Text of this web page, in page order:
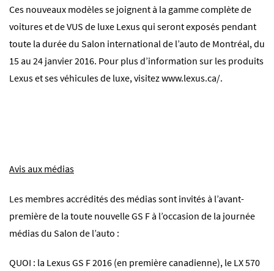
Ces nouveaux modèles se joignent à la gamme complète de
voitures et de VUS de luxe Lexus qui seront exposés pendant
toute la durée du Salon international de l’auto de Montréal, du
15 au 24 janvier 2016. Pour plus d’information sur les produits
Lexus et ses véhicules de luxe, visitezwww.lexus.ca/.
Avis aux médias
Les membres accrédités des médias sont invités à l’avant-
première de la toute nouvelle GS F à l’occasion de la journée
médias du Salon de l’auto :
QUOI : la Lexus GS F 2016 (en première canadienne), le LX 570